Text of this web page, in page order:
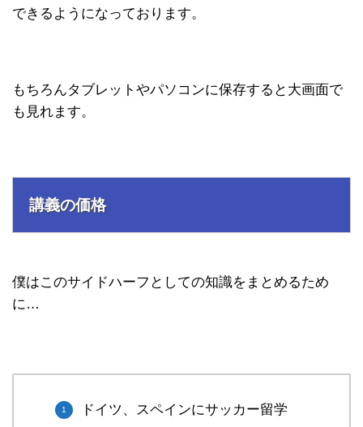
できるようになっております。
もちろんタブレットやパソコンに保存すると大画面で
も見れます。
講義の価格
僕はこのサイドハーフとしての知識をまとめるため
に…
ドイツ、スペインにサッカー留学